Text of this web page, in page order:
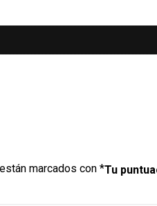
marcados con *Tu